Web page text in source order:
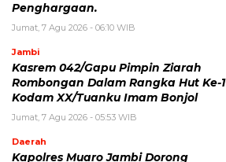
Penghargaan.
Jumat, 7 Agu 2026 - 06:10 WIB
Jambi
Kasrem 042/Gapu Pimpin Ziarah
Rombongan Dalam Rangka Hut Ke-1
Kodam XX/Tuanku Imam Bonjol
Jumat, 7 Agu 2026 - 05:53 WIB
Daerah
Kapolres Muaro Jambi Dorong